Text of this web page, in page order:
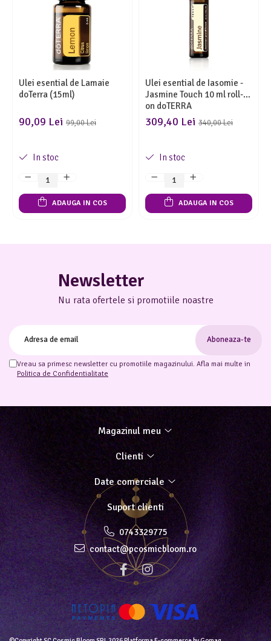
Ulei esential de Lamaie
doTerra (15ml)
99,00 Lei
90,09 Lei
In stoc
ADAUGA IN COS
Ulei esential de Iasomie -
Jasmine Touch 10 ml roll-
on doTERRA
340,00 Lei
309,40 Lei
In stoc
ADAUGA IN COS
Newsletter
Nu rata ofertele si promotiile noastre
Vreau sa primesc newsletter cu promotiile magazinului. Afla mai multe in
Politica de Confidentialitate
Magazinul meu
Clienti
Date comerciale
Suport clienti
0743329775
contact@pcosmicbloom.ro